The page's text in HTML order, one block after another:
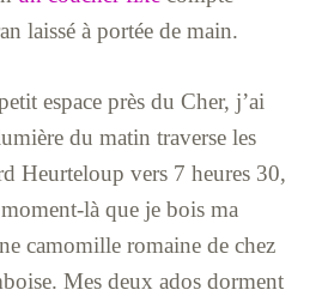
laissé à portée de main.
espace près du Cher, j’ai
du matin traverse les
Heurteloup vers 7 heures 30,
là que je bois ma
camomille romaine de chez
Mes deux ados dorment